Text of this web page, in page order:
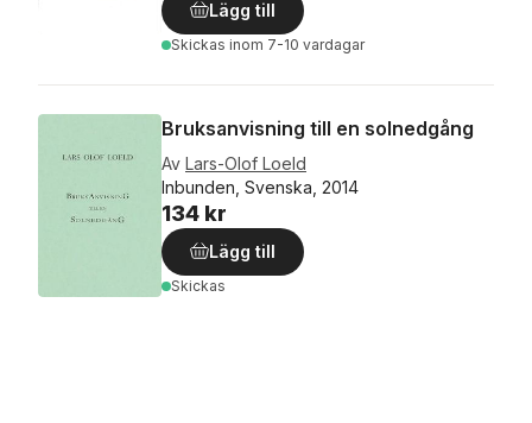
Lägg till
Skickas inom 7-10 vardagar
Bruksanvisning till en solnedgång
Av Lars-Olof Loeld
Inbunden, Svenska, 2014
134 kr
Lägg till
Skickas